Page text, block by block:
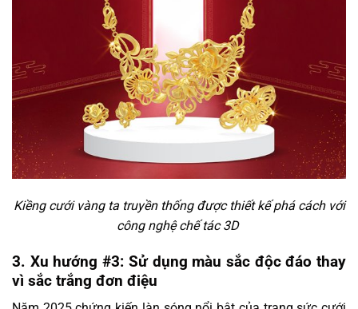
Kiềng cưới vàng ta truyền thống được thiết kế phá cách với
công nghệ chế tác 3D
3. Xu hướng #3: Sử dụng màu sắc độc đáo thay
vì sắc trắng đơn điệu